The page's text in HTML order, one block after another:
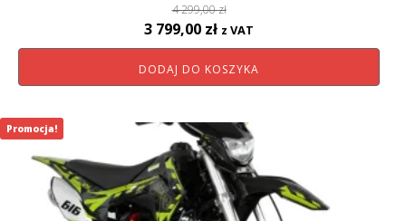
4 299,00zł
Pierwotna
cena
wynosiła:
299,00 zł.
3 799,00 złAktualna
cena
wynosi:
799,00 zł.
z VAT
DODAJ DO KOSZYKA
Promocja!